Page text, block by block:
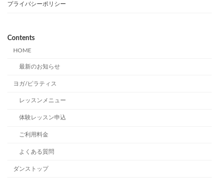
プライバシーポリシー
Contents
HOME
最新のお知らせ
ヨガ/ピラティス
レッスンメニュー
体験レッスン申込
ご利用料金
よくある質問
ダンストップ